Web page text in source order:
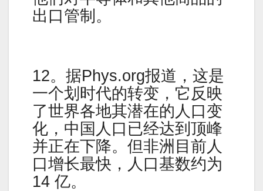
出口管制。
12。据Phys.org报道，这是
一个划时代的转变，它反映
了世界各地其潜在的人口变
化，中国人口已经达到顶峰
并正在下降。但非洲目前人
口增长最快，人口基数约为
14 亿。